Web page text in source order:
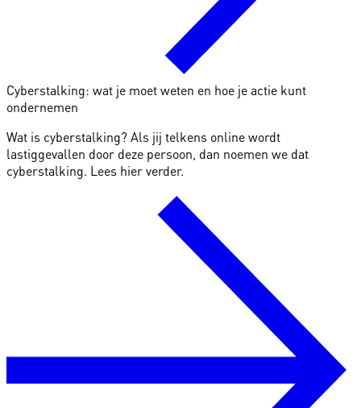
Cyberstalking: wat je moet weten en hoe je actie kunt
ondernemen
Wat is cyberstalking? Als jij telkens online wordt
lastiggevallen door deze persoon, dan noemen we dat
cyberstalking. Lees hier verder.